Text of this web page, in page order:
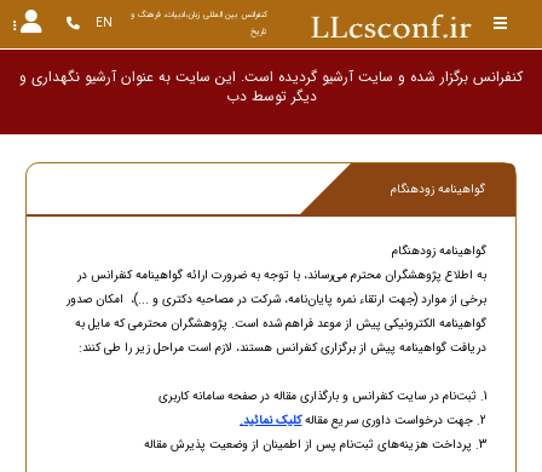
تاریخ
EN
کنفرانس برگزار شده و سایت آرشیو گردیده است. این سایت به عنوان آرشیو نگهداری و
دیگر توس
گواهینامه زودهنگام
گواهینامه زودهنگام
به اطلاع پژوهشگران محترم می‌رساند، با توجه به ضرورت ارائه گواهینامه کنفرانس در
برخی از موارد (جهت ارتقاء نمره پایان‌نامه، شرکت در مصاحبه دکتری و ...)، امکان صدور
گواهینامه الکترونیکی پیش از موعد فراهم شده است. پژوهشگران محترمی که مایل به
دریافت گواهینامه پیش از برگزاری کنفرانس هستند، لازم است مراحل زیر را طی کنند:
1. ثبت‌نام در سایت کنفرانس و بارگذاری مقاله در صفحه سامانه کاربری
2. جهت درخواست داوری سریع مقاله
کلیک نمائید.
3. پرداخت هزینه‌های ثبت‌نام پس از اطمینان از وضعیت پذیرش مقاله